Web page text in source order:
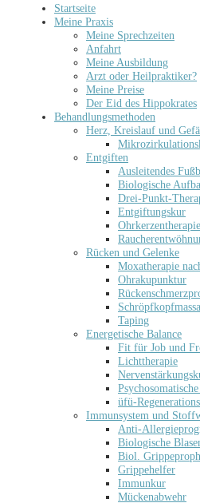
Startseite
Meine Praxis
Meine Sprechzeiten
Anfahrt
Meine Ausbildung
Arzt oder Heilpraktiker?
Meine Preise
Der Eid des Hippokrates
Behandlungsmethoden
Herz, Kreislauf und
Entgiften
Ausleitendes
Biologische
Drei-Punkt-
Entgiftungskur
Ohrkerzentherapie
Rücken und Gelenke
Moxatherapie
Ohrakupunktur
Taping
Energetische Balance
Fit für Job und
Lichttherapie
üfü-
Immunsystem und
Anti-
Biologische
Biol.
Grippehelfer
Immunkur
Mückenabwehr